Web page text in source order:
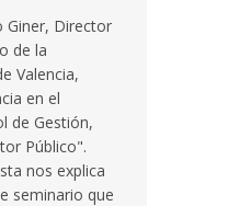
Giner, Director
de la
Valencia,
en el
de Gestión,
Público".
nos explica
seminario que